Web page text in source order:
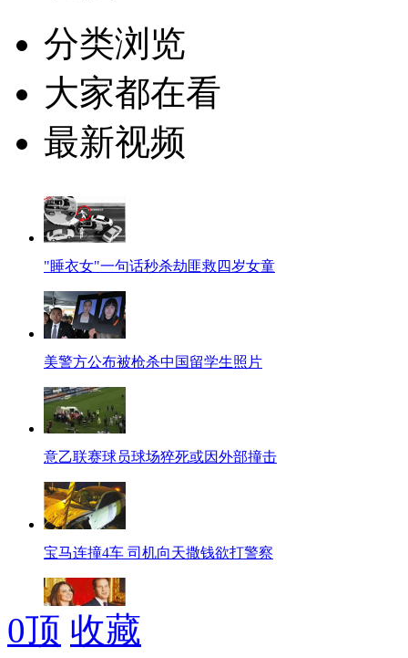
分类浏览
大家都在看
最新视频
"睡衣女"一句话秒杀劫匪救四岁女童
美警方公布被枪杀中国留学生照片
意乙联赛球员球场猝死或因外部撞击
宝马连撞4车 司机向天撒钱欲打警察
凯特王妃疑患厌食症 暴瘦成纸片人
0顶 收藏